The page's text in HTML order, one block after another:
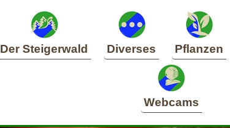
Der Steigerwald Diverses Pflanzen
Webcams